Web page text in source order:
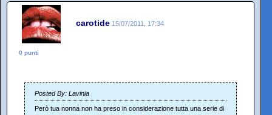
carotide 15/07/2011, 17:34
0 punti
Posted By: Lavinia
Però tua nonna non ha preso in considerazione tutta una serie di